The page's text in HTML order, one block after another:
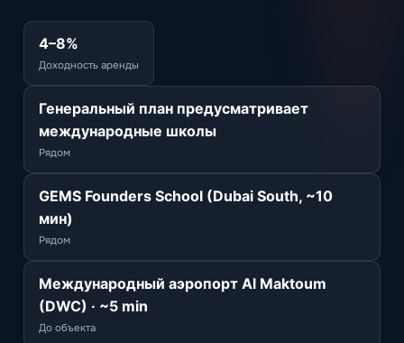
4–8%
Доходность аренды
Генеральный план предусматривает
международные школы
Рядом
GEMS Founders School (Dubai South, ~10
мин)
Рядом
Международный аэропорт Al Maktoum
(DWC) · ~5 min
До объекта